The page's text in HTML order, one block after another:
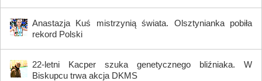
Anastazja Kuś mistrzynią świata. Olsztynianka pobiła
rekord Polski
22-letni Kacper szuka genetycznego bliźniaka. W
Biskupcu trwa akcja DKMS